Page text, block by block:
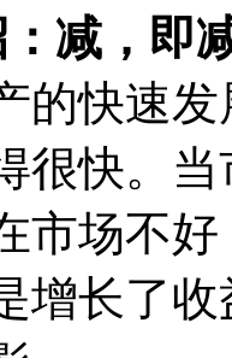
减，即
快速发
很快。
市场不
增长了